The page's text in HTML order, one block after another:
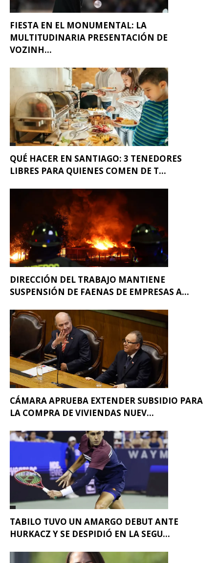
FIESTA EN EL MONUMENTAL: LA
MULTITUDINARIA PRESENTACIÓN DE
VOZINH...
QUÉ HACER EN SANTIAGO: 3 TENEDORES
LIBRES PARA QUIENES COMEN DE T...
DIRECCIÓN DEL TRABAJO MANTIENE
SUSPENSIÓN DE FAENAS DE EMPRESAS A...
CÁMARA APRUEBA EXTENDER SUBSIDIO PARA
LA COMPRA DE VIVIENDAS NUEV...
TABILO TUVO UN AMARGO DEBUT ANTE
HURKACZ Y SE DESPIDIÓ EN LA SEGU...